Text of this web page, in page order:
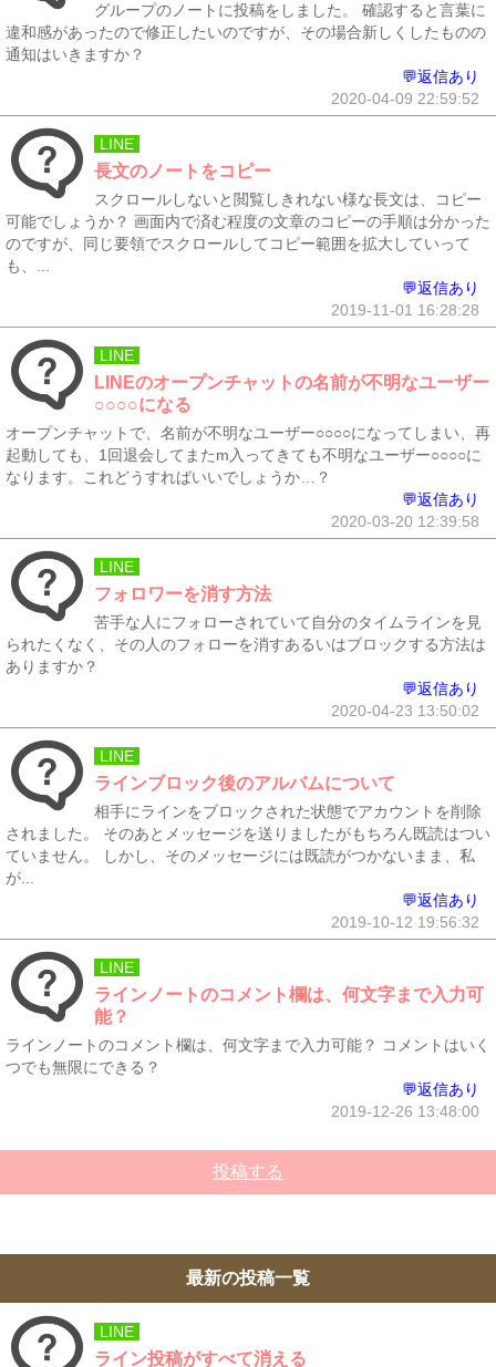
グループのノートに投稿をしました。 確認すると言葉に
違和感があったので修正したいのですが、その場合新しくしたものの
通知はいきますか？
💬返信あり
2020-04-09 22:59:52
LINE
長文のノートをコピー
スクロールしないと閲覧しきれない様な長文は、コピー
可能でしょうか？ 画面内で済む程度の文章のコピーの手順は分かった
のですが、同じ要領でスクロールしてコピー範囲を拡大していって
も、...
💬返信あり
2019-11-01 16:28:28
LINE
LINEのオープンチャットの名前が不明なユーザー
○○○○になる
オープンチャットで、名前が不明なユーザー○○○○になってしまい、再
起動しても、1回退会してまたm入ってきても不明なユーザー○○○○に
なります。これどうすればいいでしょうか…？
💬返信あり
2020-03-20 12:39:58
LINE
フォロワーを消す方法
苦手な人にフォローされていて自分のタイムラインを見
られたくなく、その人のフォローを消すあるいはブロックする方法は
ありますか？
💬返信あり
2020-04-23 13:50:02
LINE
ラインブロック後のアルバムについて
相手にラインをブロックされた状態でアカウントを削除
されました。 そのあとメッセージを送りましたがもちろん既読はつい
ていません。 しかし、そのメッセージには既読がつかないまま、私
が...
💬返信あり
2019-10-12 19:56:32
LINE
ラインノートのコメント欄は、何文字まで入力可
能？
ラインノートのコメント欄は、何文字まで入力可能？ コメントはいく
つでも無限にできる？
💬返信あり
2019-12-26 13:48:00
投稿する
最新の投稿一覧
LINE
ライン投稿がすべて消える